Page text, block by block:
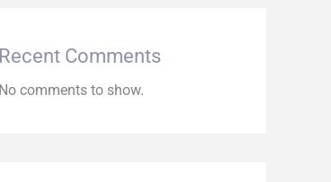
Recent Comments
No comments to show.